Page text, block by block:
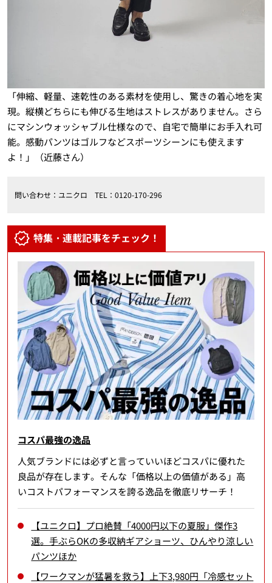
「伸縮、軽量、速乾性のある素材を使用し、驚きの着心地を実
現。縦横どちらにも伸びる生地はストレスがありません。さら
にマシンウォッシャブル仕様なので、自宅で簡単にお手入れ可
能。感動パンツはゴルフなどスポーツシーンにも使えます
よ！」（近藤さん）
問い合わせ：ユニクロ TEL ： 0120-170-296
特集・連載記事をチェック！
コスパ最強の逸品
人気ブランドには必ずと言っていいほどコスパに優れた
良品が存在します。そんな「価格以上の価値がある」高
いコストパフォーマンスを誇る逸品を徹底リサーチ！
【ユニクロ】プロ絶賛「4000円以下の夏服」傑作3
選。手ぶらOKの多収納ギアショーツ、ひんやり涼しい
パンツほか
【ワークマンが猛暑を救う】上下3,980円「冷感セット